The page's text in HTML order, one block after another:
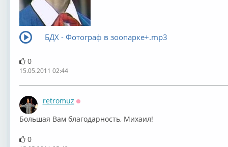
БДХ - Фотограф в зоопарке+.mp3
0
15.05.2011 02:44
retromuz
Большая Вам благодарность, Михаил!
0